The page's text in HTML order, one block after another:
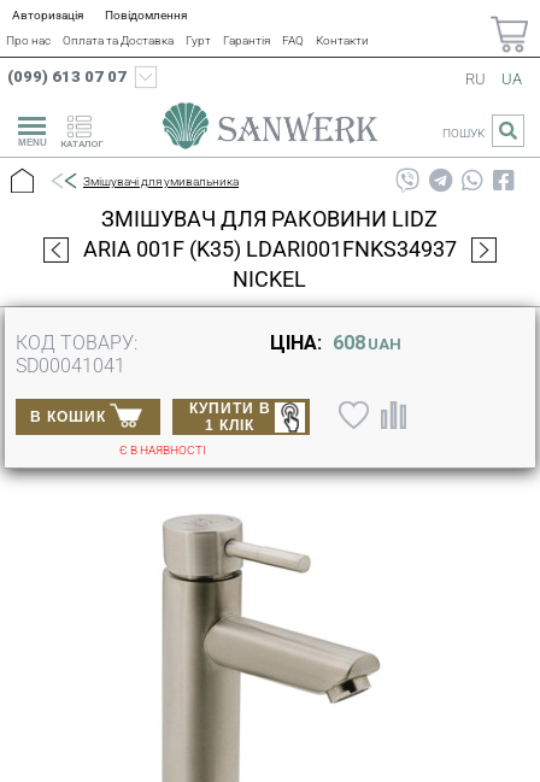
Авторизація
Повідомлення
Про нас
Оплата та Доставка Гурт Гарантія FAQ Контакти
(099) 613 07 07
КАТАЛОГ
RU UA
ПОШУК
Змішувачі для умивальника
ЗМІШУВАЧ ДЛЯ РАКОВИНИ LIDZ
ARIA 001F (K35) LDARI001FNKS34937
NICKEL
КОД ТОВАРУ:
SD00041041
ЦІНА: 608 UAH
В КОШИК
КУПИТИ В
1 КЛІК
Є В НАЯВНОСТІ